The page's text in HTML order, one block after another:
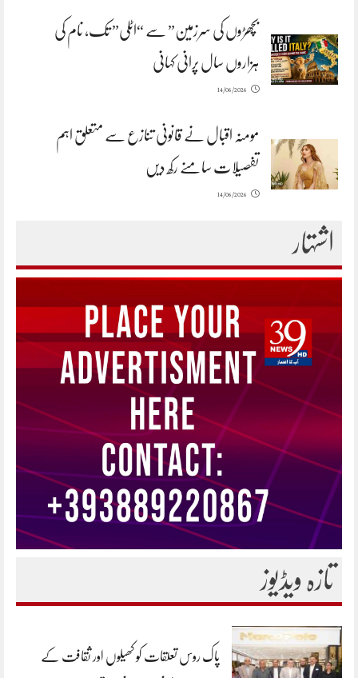
بچھڑوں کی سرزمین” سے “اٹلی” تک، نام کی
ہزاروں سال پرانی کہانی
14/06/2026
مومنہ اقبال نے قانونی تنازع سے متعلق اہم
تفصیلات سامنے رکھ دیں
14/06/2026
اشتہار
تازہ ویڈیوز
پاک روس تعلقات کو کھیلوں اور ثقافت کے